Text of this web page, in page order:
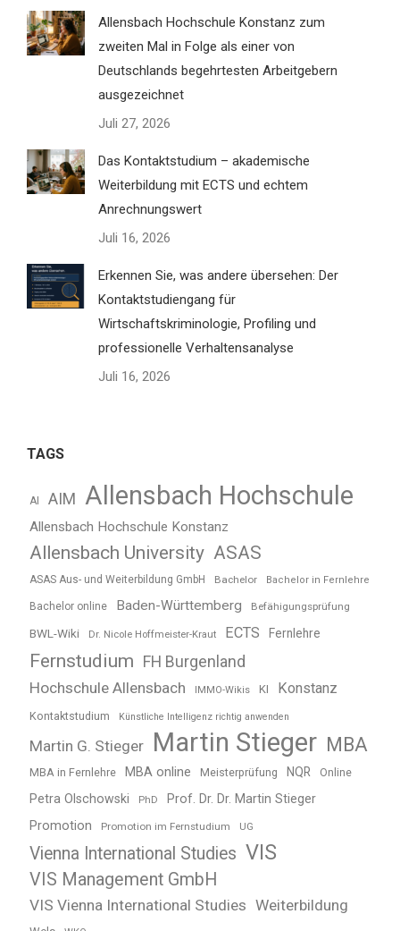
Allensbach Hochschule Konstanz zum
zweiten Mal in Folge als einer von
Deutschlands begehrtesten Arbeitgebern
ausgezeichnet
Juli 27, 2026
Das Kontaktstudium – akademische
Weiterbildung mit ECTS und echtem
Anrechnungswert
Juli 16, 2026
Erkennen Sie, was andere übersehen: Der
Kontaktstudiengang für
Wirtschaftskriminologie, Profiling und
professionelle Verhaltensanalyse
Juli 16, 2026
TAGS
AI AIM Allensbach Hochschule
Allensbach Hochschule Konstanz
Allensbach University ASAS
ASAS Aus- und Weiterbildung GmbH Bachelor Bachelor in Fernlehre
Bachelor online Baden-Württemberg Befähigungsprüfung
BWL-Wiki Dr. Nicole Hoffmeister-Kraut ECTS Fernlehre
Fernstudium FH Burgenland
Hochschule Allensbach
IMMO-Wikis KI Konstanz
Kontaktstudium Künstliche Intelligenz richtig anwenden
Martin G. Stieger Martin Stieger MBA
MBA in Fernlehre MBA online Meisterprüfung NQR Online
Petra Olschowski PhD Prof. Dr. Dr. Martin Stieger
Promotion Promotion im Fernstudium UG
Vienna International Studies VIS
VIS Management GmbH
VIS Vienna International Studies Weiterbildung